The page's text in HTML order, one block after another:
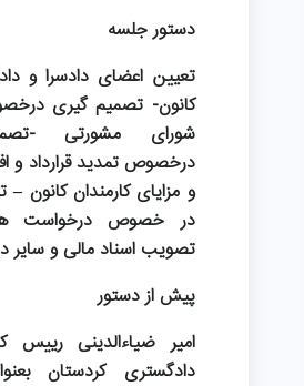
دستور جلسه
تعیین اعضای دادسرا و
کانون- تصمیم گیری
شورای مشورتی -
درخصوص تمدید قرارداد و
و مزایای کارمندان کانون
در خصوص درخواست
تصویب اسناد مالی و سایر
پیش از دستور
امیر ضیاءالدینی رییس
دادگستری کردستان